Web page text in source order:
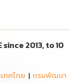
since 2013, to 10
ทศไทย | กรมพัฒนา